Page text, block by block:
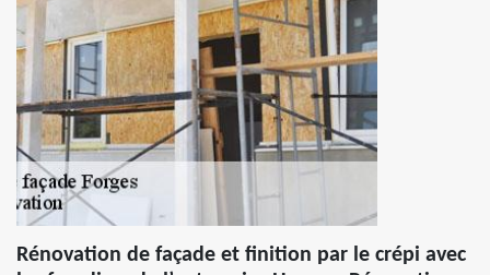
Rénovation de façade et finition par le crépi avec